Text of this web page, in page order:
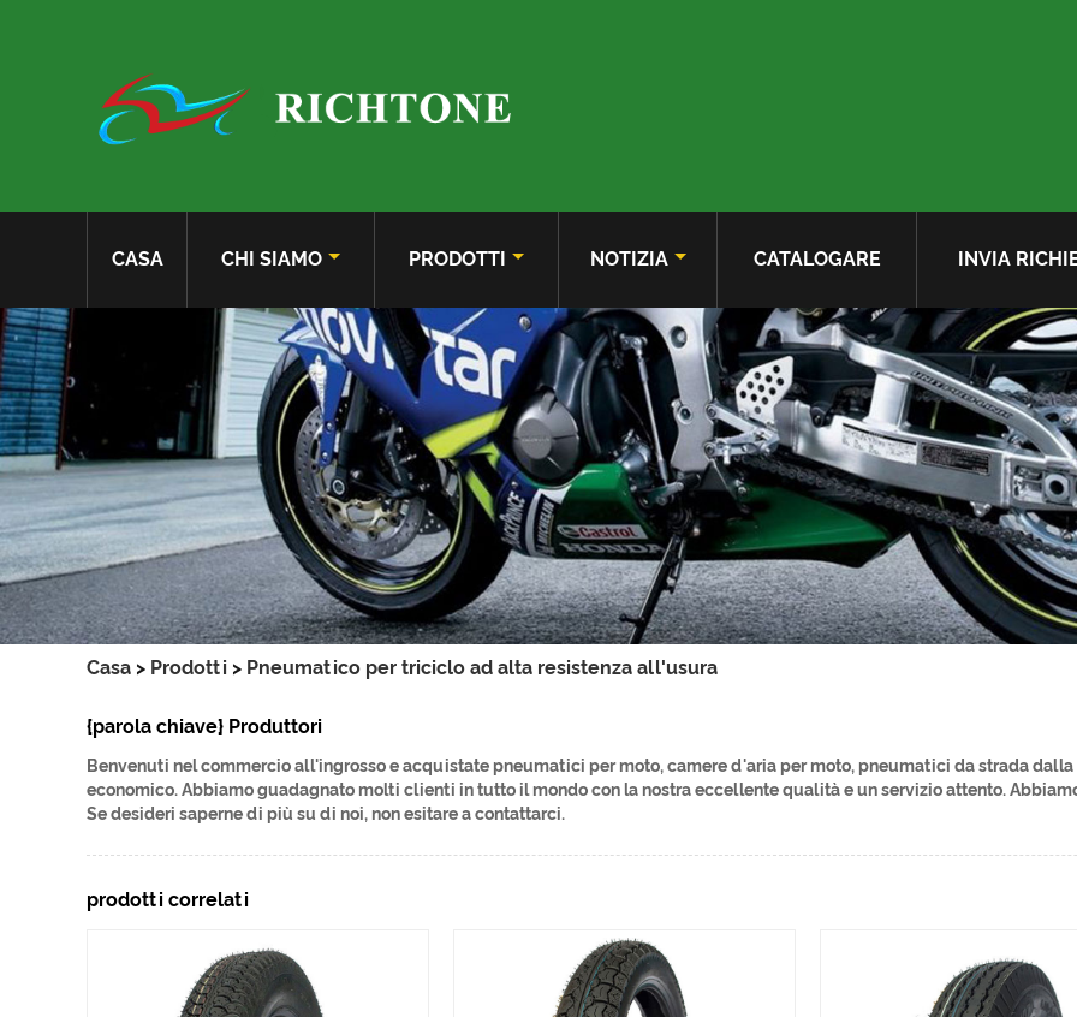
CASA CHI SIAMO PRODOTTI NOTIZIA CATALOGARE INVIA
Casa > Prodotti > Pneumatico per triciclo ad alta resistenza all'usura
{parola chiave} Produttori
Benvenuti nel commercio all'ingrosso e acquistate pneumatici per moto, camere d'aria per moto, pneumatici da strada
economico. Abbiamo guadagnato molti clienti in tutto il mondo con la nostra eccellente qualità e un servizio attento.
Se desideri saperne di più su di noi, non esitare a contattarci.
prodotti correlati